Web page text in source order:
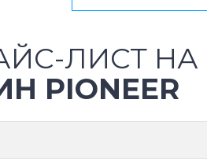
ЛИСТ НА
PIONEER